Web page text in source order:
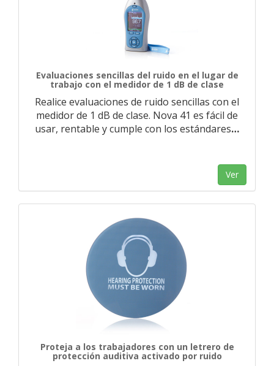
Evaluaciones sencillas del ruido en el lugar de
trabajo con el medidor de 1 dB de clase
Realice evaluaciones de ruido sencillas con el
medidor de 1 dB de clase. Nova 41 es fácil de
usar, rentable y cumple con los estándares…
Ver
Proteja a los trabajadores con un letrero de
protección auditiva activado por ruido